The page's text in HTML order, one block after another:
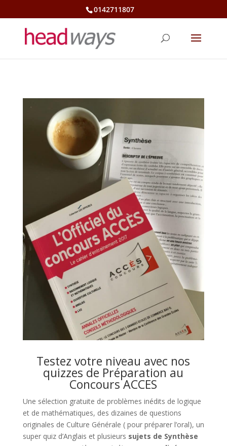
0142711807
Testez votre niveau avec nos
quizzes de Préparation au
Concours ACCES
Une sélection gratuite de problèmes inédits de logique
et de mathématiques, des dizaines de questions
originales de Culture Générale ( pour préparer l’oral), un
super quiz d’Anglais et plusieurs sujets de Synthèse